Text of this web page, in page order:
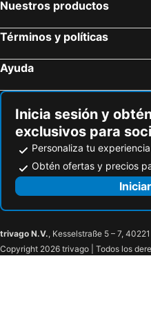
Hoteles en San José
Hoteles en Alhaurín el Grande
Hoteles en Algeciras
Hoteles en Andújar
Nuestros productos
Términos y políticas
Ayuda
Inicia sesión y
exclusivos para
Personaliza tu experiencia
Obtén ofertas y precios
trivago N.V., Kesselstraße 5 – 7,
Copyright 2026 trivago | Todos los